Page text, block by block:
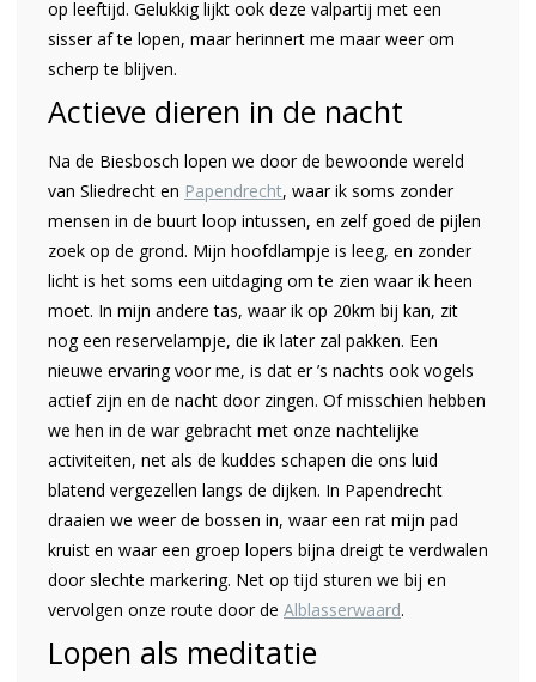
op leeftijd. Gelukkig lijkt ook deze valpartij met een
sisser af te lopen, maar herinnert me maar weer om
scherp te blijven.
Actieve dieren in de nacht
Na de Biesbosch lopen we door de bewoonde wereld
van Sliedrecht en Papendrecht, waar ik soms zonder
mensen in de buurt loop intussen, en zelf goed de pijlen
zoek op de grond. Mijn hoofdlampje is leeg, en zonder
licht is het soms een uitdaging om te zien waar ik heen
moet. In mijn andere tas, waar ik op 20km bij kan, zit
nog een reservelampje, die ik later zal pakken. Een
nieuwe ervaring voor me, is dat er ’s nachts ook vogels
actief zijn en de nacht door zingen. Of misschien hebben
we hen in de war gebracht met onze nachtelijke
activiteiten, net als de kuddes schapen die ons luid
blatend vergezellen langs de dijken. In Papendrecht
draaien we weer de bossen in, waar een rat mijn pad
kruist en waar een groep lopers bijna dreigt te verdwalen
door slechte markering. Net op tijd sturen we bij en
vervolgen onze route door de Alblasserwaard.
Lopen als meditatie